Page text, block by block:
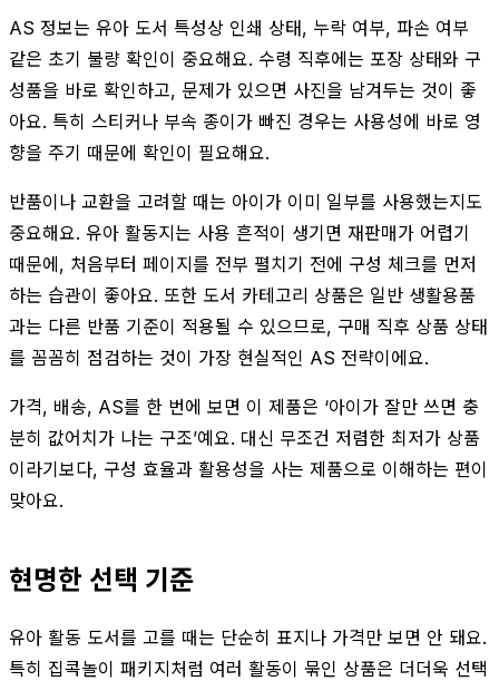
AS 정보는 유아 도서 특성상 인쇄 상태, 누락 여부, 파손 여부
같은 초기 불량 확인이 중요해요. 수령 직후에는 포장 상태와 구
성품을 바로 확인하고, 문제가 있으면 사진을 남겨두는 것이 좋
아요. 특히 스티커나 부속 종이가 빠진 경우는 사용성에 바로 영
향을 주기 때문에 확인이 필요해요.
반품이나 교환을 고려할 때는 아이가 이미 일부를 사용했는지도
중요해요. 유아 활동지는 사용 흔적이 생기면 재판매가 어렵기
때문에, 처음부터 페이지를 전부 펼치기 전에 구성 체크를 먼저
하는 습관이 좋아요. 또한 도서 카테고리 상품은 일반 생활용품
과는 다른 반품 기준이 적용될 수 있으므로, 구매 직후 상품 상태
를 꼼꼼히 점검하는 것이 가장 현실적인 AS 전략이에요.
가격, 배송, AS를 한 번에 보면 이 제품은 ‘아이가 잘만 쓰면 충
분히 값어치가 나는 구조’예요. 대신 무조건 저렴한 최저가 상품
이라기보다, 구성 효율과 활용성을 사는 제품으로 이해하는 편이
맞아요.
현명한 선택 기준
유아 활동 도서를 고를 때는 단순히 표지나 가격만 보면 안 돼요.
특히 집콕놀이 패키지처럼 여러 활동이 묶인 상품은 더더욱 선택